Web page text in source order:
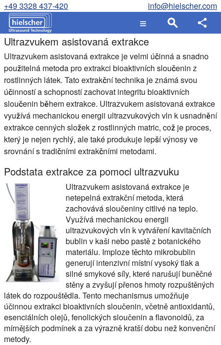
+49 3328 437-420 info@hielscher.com
Ultrazvukem asistovaná extrakce
Ultrazvukem asistovaná extrakce je velmi účinná a snadno
použitelná metoda pro extrakci bioaktivních sloučenin z
rostlinných látek. Tato extrakční technika je známá svou
účinností a schopností zachovat integritu bioaktivních
sloučenin během extrakce. Ultrazvukem asistovaná extrakce
využívá mechanickou energii ultrazvukových vln k usnadnění
extrakce cenných složek z rostlinných matric, což je proces,
který je nejen rychlý, ale také produkuje lepší výnosy ve
srovnání s tradičními extrakčními metodami.
Podstata extrakce za pomoci ultrazvuku
Ultrazvukem asistovaná extrakce je
netepelná extrakční metoda, která
zachovává sloučeniny citlivé na teplo.
Využívá mechanickou energii
ultrazvukových vln k vytváření kavitačních
bublin v kaši nebo pastě z botanického
materiálu. Imploze těchto mikrobublin
generují intenzivní místní vysoký tlak a
silné smykové síly, které narušují buněčné
stěny a zvyšují přenos hmoty rozpuštěných
látek do rozpouštědla. Tento mechanismus umožňuje
účinnou extrakci bioaktivních sloučenin, včetně antioxidantů,
esenciálních olejů, fenolických sloučenin a flavonoidů, za
mírnějších podmínek a za výrazně kratší dobu než konvenční
metody.